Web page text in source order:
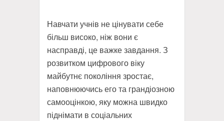
Навчати учнів не цінувати себе
більш високо, ніж вони є
насправді, це важке завдання. З
розвитком цифрового віку
майбутнє покоління зростає,
наповнюючись его та грандіозною
самооцінкою, яку можна швидко
піднімати в соціальних